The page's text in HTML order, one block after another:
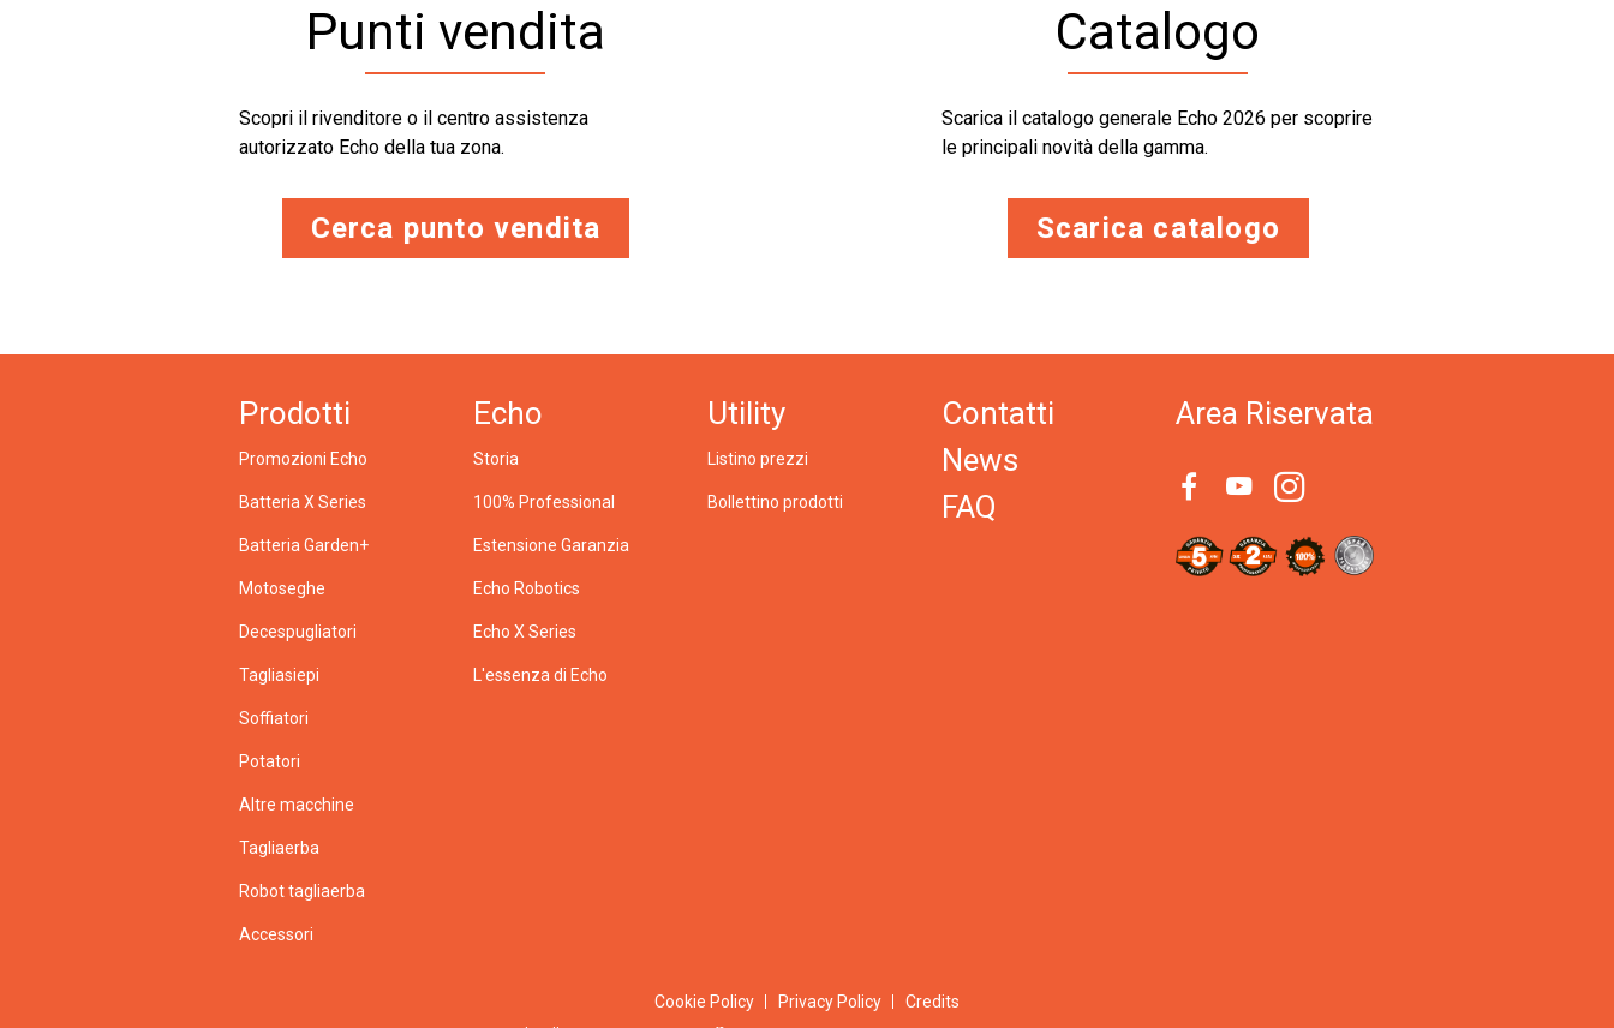
Punti vendita
Scopri il rivenditore o il centro assistenza
autorizzato Echo della tua zona.
Cerca punto vendita
Catalogo
Scarica il catalogo generale Echo 2026 per scoprire
le principali novità della gamma.
Scarica catalogo
Prodotti
Promozioni Echo
Batteria X Series
Batteria Garden+
Motoseghe
Decespugliatori
Tagliasiepi
Soffiatori
Potatori
Altre macchine
Tagliaerba
Robot tagliaerba
Accessori
Echo
Storia
100% Professional
Estensione Garanzia
Echo Robotics
Echo X Series
L'essenza di Echo
Utility
Listino prezzi
Bollettino prodotti
Contatti
News
FAQ
Area Riservata
Cookie Policy Privacy Policy Credits